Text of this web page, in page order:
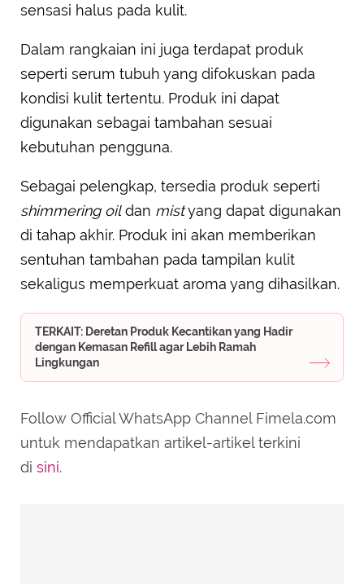
sensasi halus pada kulit.
Dalam rangkaian ini juga terdapat produk
seperti serum tubuh yang difokuskan pada
kondisi kulit tertentu. Produk ini dapat
digunakan sebagai tambahan sesuai
kebutuhan pengguna.
Sebagai pelengkap, tersedia produk seperti
shimmering oildan mistyang dapat digunakan
di tahap akhir. Produk ini akan memberikan
sentuhan tambahan pada tampilan kulit
sekaligus memperkuat aroma yang dihasilkan.
TERKAIT: Deretan Produk Kecantikan yang Hadir
dengan Kemasan Refill agar Lebih Ramah
Lingkungan
Follow Official WhatsApp Channel Fimela.com
untuk mendapatkan artikel-artikel terkini
di sini.